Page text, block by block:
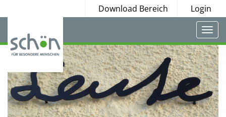
Download Bereich Login